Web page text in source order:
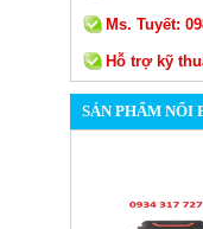
Ms. Tuyết:
Hỗ trợ kỹ
SẢN PHẨM NỔI